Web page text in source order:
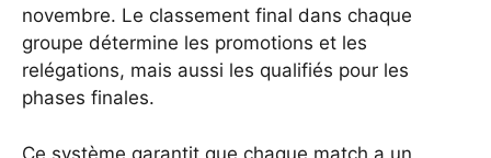
novembre. Le classement final dans chaque
groupe détermine les promotions et les
relégations, mais aussi les qualifiés pour les
phases finales.
Ce système garantit que chaque match a un